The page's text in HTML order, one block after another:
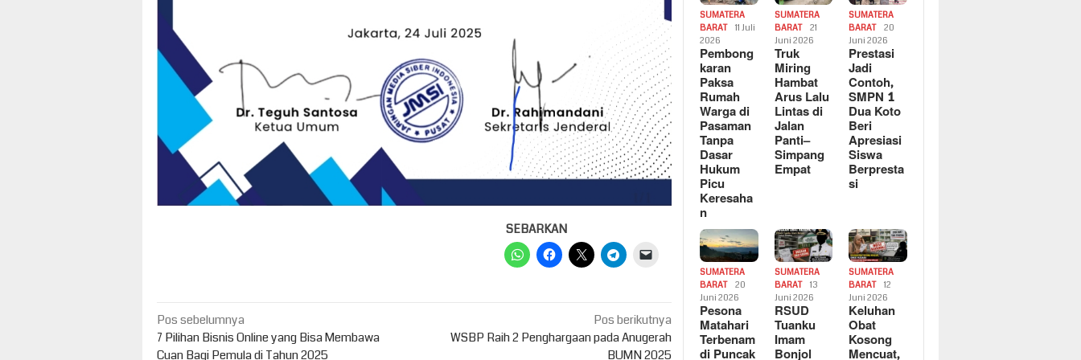
SEBARKAN
Navigasi
pos
Pos sebelumnya
7 Pilihan Bisnis Online yang Bisa Membawa
Cuan Bagi Pemula di Tahun 2025
Pos berikutnya
WSBP Raih 2 Penghargaan pada Anugerah
BUMN 2025
SUMATERA
BARAT
11 Juli
2026
Pembong
karan
Paksa
Rumah
Warga di
Pasaman
Tanpa
Dasar
Hukum
Picu
Keresaha
n
SUMATERA
BARAT
21
Juni 2026
Truk
Miring
Hambat
Arus Lalu
Lintas di
Jalan
Panti–
Simpang
Empat
SUMATERA
BARAT
20
Juni 2026
Prestasi
Jadi
Contoh,
SMPN 1
Dua Koto
Beri
Apresiasi
Siswa
Berpresta
si
SUMATERA
BARAT
20
Juni 2026
Pesona
Matahari
Terbenam
di Puncak
SUMATERA
BARAT
13
Juni 2026
RSUD
Tuanku
Imam
Bonjol
SUMATERA
BARAT
12
Juni 2026
Keluhan
Obat
Kosong
Mencuat,